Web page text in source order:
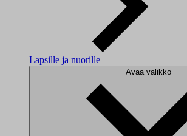
Lapsille ja nuorille
Avaa valikko